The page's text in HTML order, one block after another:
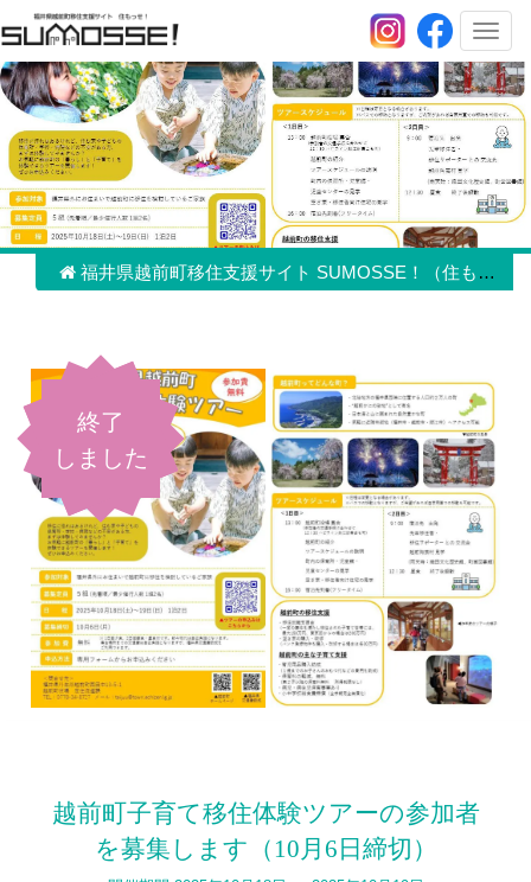
メ
ニ
ュ
ー
福井県越前町移住支援サイト SUMOSSE！（住もっせ！）
終了
しました
越前町子育て移住体験ツアーの参加者
を募集します（10月6日締切）